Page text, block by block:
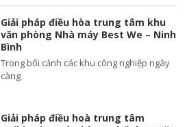
Giải pháp điều hòa trung tâm khu
văn phòng Nhà máy Best We – Ninh
Bình
Trong bối cảnh các khu công nghiệp ngày
càng
Giải pháp điều hoà trung tâm